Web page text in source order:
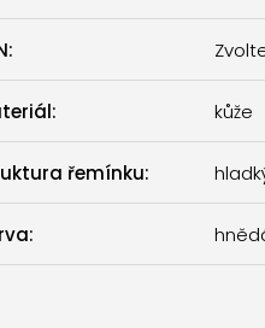
:
: kůže
řemínku:
: